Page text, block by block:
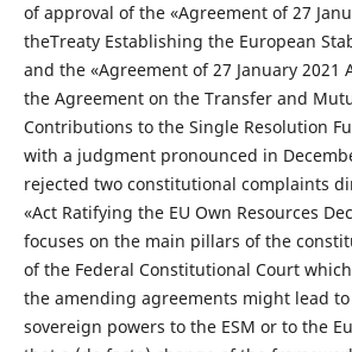
of approval of the «Agreement of 27
theTreaty Establishing the European
and the «Agreement of 27 January 2021
the Agreement on the Transfer and
Contributions to the Single Resolution
with a judgment pronounced in
rejected two constitutional complaints
«Act Ratifying the EU Own Resources
focuses on the main pillars of the
of the Federal Constitutional Court
the amending agreements might lead
sovereign powers to the ESM or to the